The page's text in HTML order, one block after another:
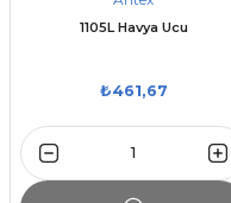
1105L Havya Ucu
₺461,67